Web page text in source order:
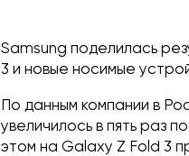
Samsung поделилась
3 и новые носимые
По данным компании в
увеличилось в пять раз
этом на Galaxy Z Fold 3